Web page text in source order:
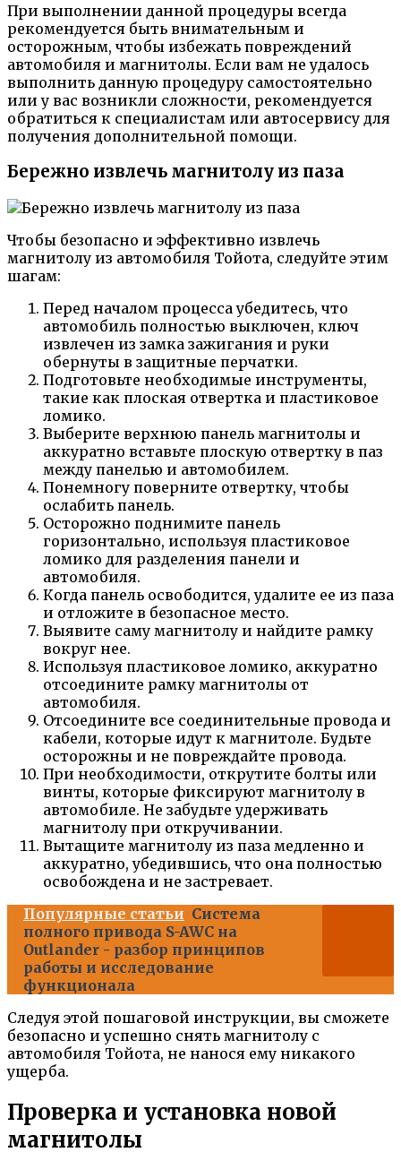
При выполнении данной процедуры всегда
рекомендуется быть внимательным и
осторожным, чтобы избежать повреждений
автомобиля и магнитолы. Если вам не удалось
выполнить данную процедуру самостоятельно
или у вас возникли сложности, рекомендуется
обратиться к специалистам или автосервису для
получения дополнительной помощи.
Бережно извлечь магнитолу из паза
Чтобы безопасно и эффективно извлечь
магнитолу из автомобиля Тойота, следуйте этим
шагам:
Перед началом процесса убедитесь, что
автомобиль полностью выключен, ключ
извлечен из замка зажигания и руки
обернуты в защитные перчатки.
Подготовьте необходимые инструменты,
такие как плоская отвертка и пластиковое
ломико.
Выберите верхнюю панель магнитолы и
аккуратно вставьте плоскую отвертку в паз
между панелью и автомобилем.
Понемногу поверните отвертку, чтобы
ослабить панель.
Осторожно поднимите панель
горизонтально, используя пластиковое
ломико для разделения панели и
автомобиля.
Когда панель освободится, удалите ее из паза
и отложите в безопасное место.
Выявите саму магнитолу и найдите рамку
вокруг нее.
Используя пластиковое ломико, аккуратно
отсоедините рамку магнитолы от
автомобиля.
Отсоедините все соединительные провода и
кабели, которые идут к магнитоле. Будьте
осторожны и не повреждайте провода.
При необходимости, открутите болты или
винты, которые фиксируют магнитолу в
автомобиле. Не забудьте удерживать
магнитолу при откручивании.
Вытащите магнитолу из паза медленно и
аккуратно, убедившись, что она полностью
освобождена и не застревает.
Популярные статьи Система
полного привода S-AWC на
Outlander - разбор принципов
работы и исследование
функционала
Следуя этой пошаговой инструкции, вы сможете
безопасно и успешно снять магнитолу с
автомобиля Тойота, не нанося ему никакого
ущерба.
Проверка и установка новой
магнитолы